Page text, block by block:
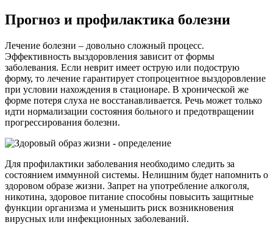
Прогноз и профилактика болезни
Лечение болезни – довольно сложный процесс.
Эффективность выздоровления зависит от формы
заболевания. Если неврит имеет острую или подострую
форму, то лечение гарантирует стопроцентное выздоровление
при условии нахождения в стационаре. В хронической же
форме потеря слуха не восстанавливается. Речь может только
идти нормализации состояния больного и предотвращении
прогрессирования болезни.
Для профилактики заболевания необходимо следить за
состоянием иммунной системы. Нелишним будет напомнить о
здоровом образе жизни. Запрет на употребление алкоголя,
никотина, здоровое питание способны повысить защитные
функции организма и уменьшить риск возникновения
вирусных или инфекционных заболеваний.